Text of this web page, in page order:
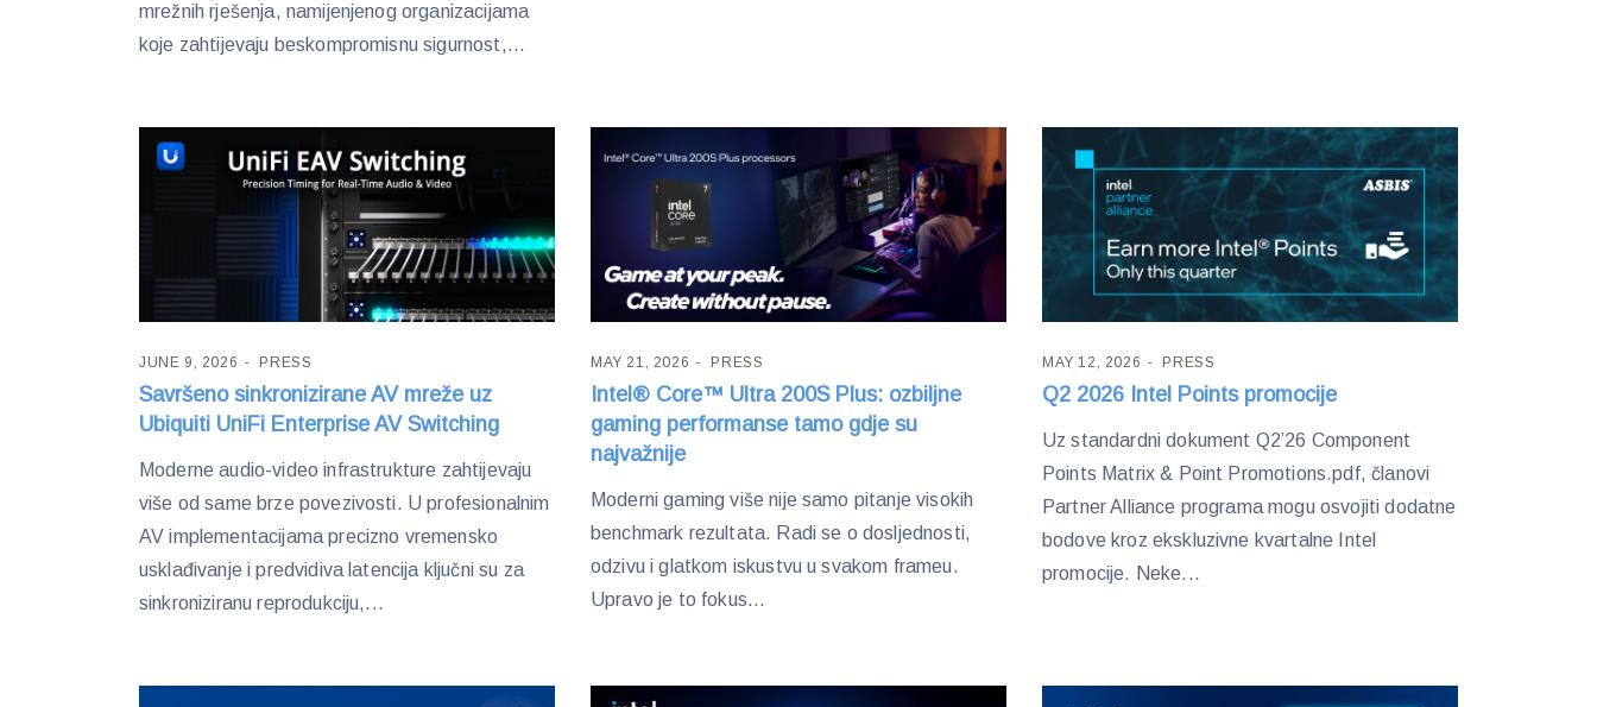
mrežnih rješenja, namijenjenog organizacijama
koje zahtijevaju beskompromisnu sigurnost,...
JUNE 9, 2026 PRESS
Savršeno sinkronizirane AV mreže uz
Ubiquiti UniFi Enterprise AV Switching
Moderne audio-video infrastrukture zahtijevaju
više od same brze povezivosti. U profesionalnim
AV implementacijama precizno vremensko
usklađivanje i predvidiva latencija ključni su za
sinkroniziranu reprodukciju,...
MAY 21, 2026 PRESS
Intel® Core™ Ultra 200S Plus: ozbiljne
gaming performanse tamo gdje su
najvažnije
Moderni gaming više nije samo pitanje visokih
benchmark rezultata. Radi se o dosljednosti,
odzivu i glatkom iskustvu u svakom frameu.
Upravo je to fokus...
MAY 12, 2026 PRESS
Q2 2026 Intel Points promocije
Uz standardni dokument Q2’26 Component
Points Matrix & Point Promotions.pdf, članovi
Partner Alliance programa mogu osvojiti dodatne
bodove kroz ekskluzivne kvartalne Intel
promocije. Neke...